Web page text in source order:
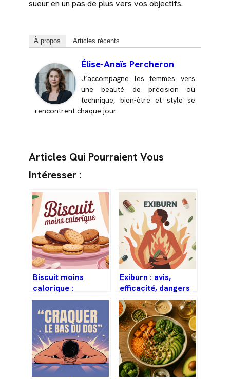
sueur en un pas de plus vers vos objectifs.
À propos Articles récents
Élise-Anaïs Percheron
J’accompagne les femmes vers
une beauté de précision où
technique, bien-être et style se
rencontrent chaque jour.
Articles Qui Pourraient Vous
Intéresser :
Biscuit moins
calorique :
comment se faire
plaisir sans
exploser les
calories
Exiburn : avis,
efficacité, dangers
et guide complet
avant achat